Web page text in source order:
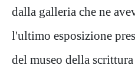
dalla galleria che ne
l'ultimo esposizione
del museo della